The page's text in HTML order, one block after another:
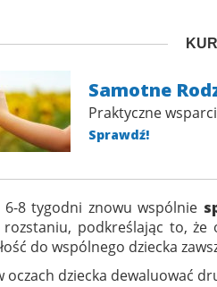
Samotne
Praktyczne
Sprawdź!
6-8 tygodni znowu wspólnie
podkreślając to,
do wspólnego dziecka
oczach dziecka dewaluować